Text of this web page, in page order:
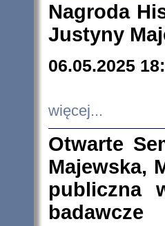
Nagroda
Justyny
06.05.2025
więcej...
Otwarte
Majewska,
publiczna
badawcze